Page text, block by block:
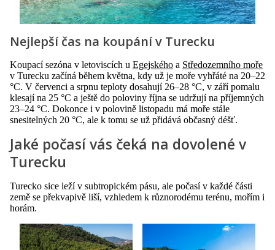
Nejlepší čas na koupání v Turecku
Koupací sezóna v letoviscích u Egejského a Středozemního moře
v Turecku začíná během května, kdy už je moře vyhřáté na 20–22
°C. V červenci a srpnu teploty dosahují 26–28 °C, v září pomalu
klesají na 25 °C a ještě do poloviny října se udržují na příjemných
23–24 °C. Dokonce i v polovině listopadu má moře stále
snesitelných 20 °C, ale k tomu se už přidává občasný déšť.
Jaké počasí vás čeká na dovolené v
Turecku
Turecko sice leží v subtropickém pásu, ale počasí v každé části
země se překvapivě liší, vzhledem k různorodému terénu, mořím i
horám.